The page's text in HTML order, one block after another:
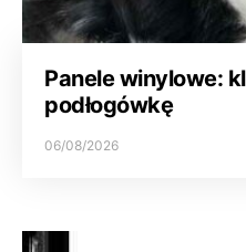
Panele winylowe:
podłogówkę
06/08/2026